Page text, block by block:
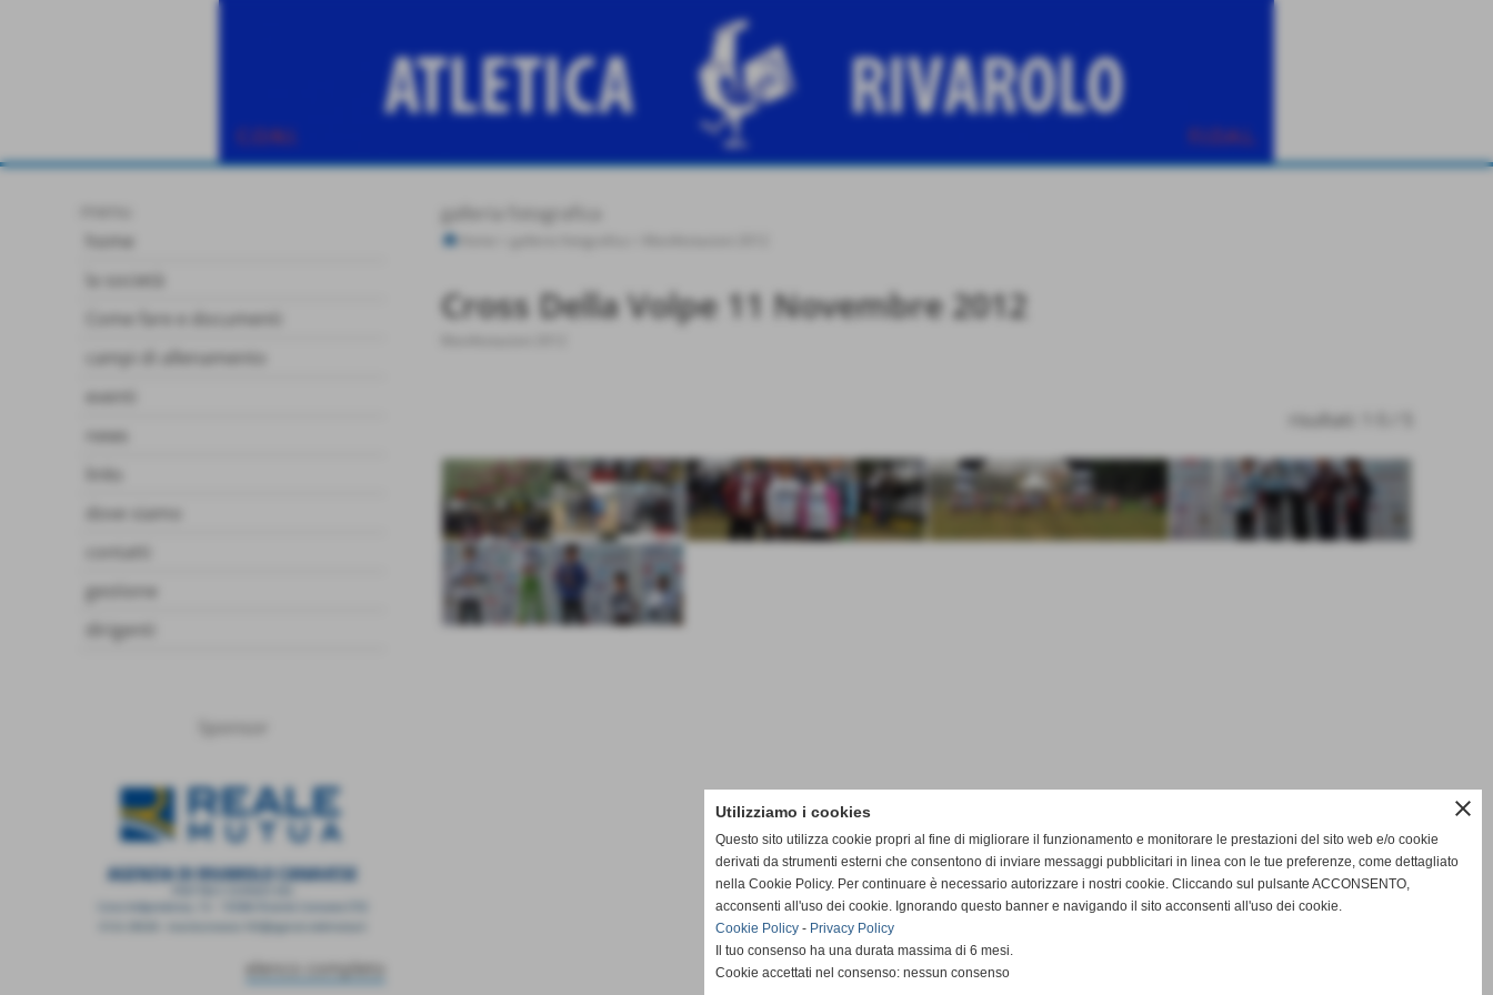
home
la società
Come fare e documenti
campi di allenamento
eventi
news
dove siamo
contatti
gestione
dirigenti
elenco completo
galleria fotografica
Cross Della Volpe 11 Novembre 2012
risultati: 1-5 / 5
close
Utilizziamo i cookies
Questo sito utilizza cookie propri al fine di migliorare il funzionamento e monitorare le prestazioni del sito web e/o cookie
derivati da strumenti esterni che consentono di inviare messaggi pubblicitari in linea con le tue preferenze, come dettagliato
nella Cookie Policy. Per continuare è necessario autorizzare i nostri cookie. Cliccando sul pulsante ACCONSENTO,
acconsenti all'uso dei cookie. Ignorando questo banner e navigando il sito acconsenti all'uso dei cookie.
Cookie Policy - Privacy Policy
Il tuo consenso ha una durata massima di 6 mesi.
Cookie accettati nel consenso: nessun consenso